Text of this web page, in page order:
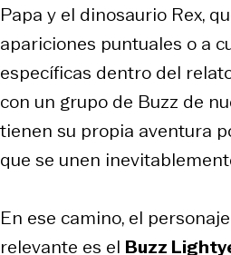
Papa y el dinosaurio Rex,
apariciones puntuales o a
específicas dentro del
con un grupo de Buzz de
tienen su propia aventura
que se unen
En ese camino, el
relevante es el Buzz